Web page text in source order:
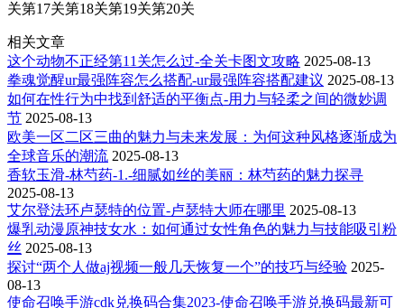
关第17关第18关第19关第20关
相关文章
这个动物不正经第11关怎么过-全关卡图文攻略 2025-08-13
拳魂觉醒ur最强阵容怎么搭配-ur最强阵容搭配建议 2025-08-13
如何在性行为中找到舒适的平衡点-用力与轻柔之间的微妙调
节 2025-08-13
欧美一区二区三曲的魅力与未来发展：为何这种风格逐渐成为
全球音乐的潮流 2025-08-13
香软玉滑-林芍药-1.-细腻如丝的美丽：林芍药的魅力探寻
2025-08-13
艾尔登法环卢瑟特的位置-卢瑟特大师在哪里 2025-08-13
爆乳动漫原神技女水：如何通过女性角色的魅力与技能吸引粉
丝 2025-08-13
探讨“两个人做aj视频一般几天恢复一个”的技巧与经验 2025-
08-13
使命召唤手游cdk兑换码合集2023-使命召唤手游兑换码最新可